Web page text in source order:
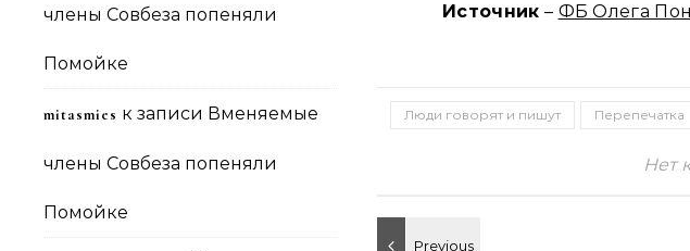
члены Совбеза попеняли
Помойке
mitasmies к записи Вменяемые
члены Совбеза попеняли
Помойке
Источник – ФБ Олега
Люди говорят и пишут Перепечатка
Нет